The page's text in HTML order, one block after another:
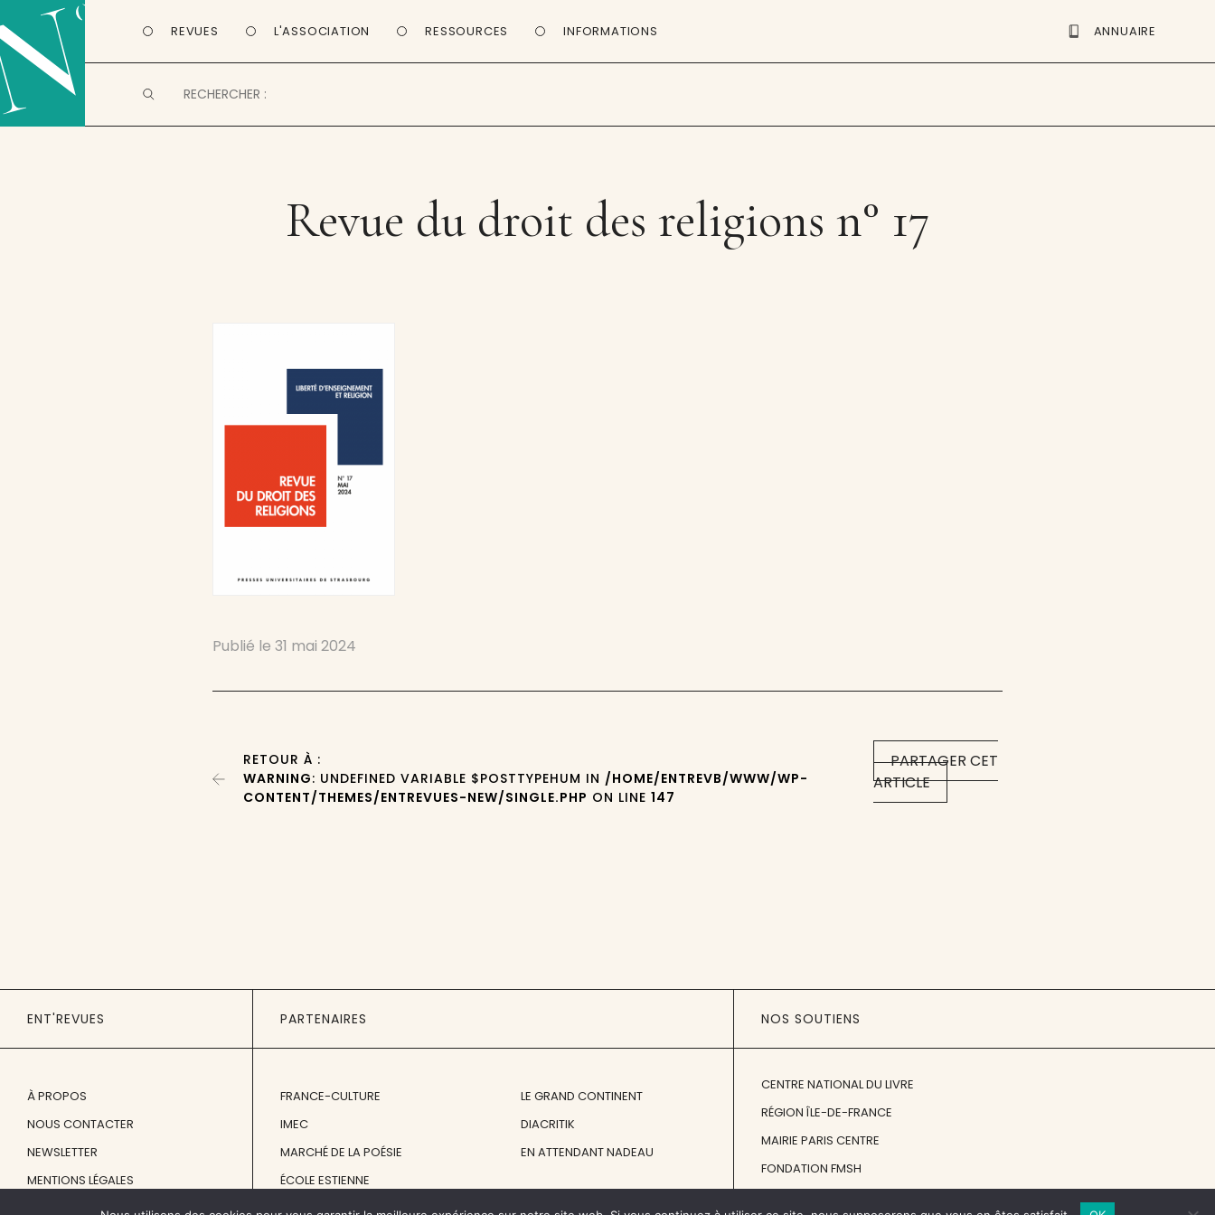
REVUES L'ASSOCIATION RESSOURCES INFORMATIONS ANNUAIRE
Revue du droit des religions n° 17
Publié le31 mai 2024
PARTAGER CET
ARTICLE
RETOUR À :
WARNING: UNDEFINED VARIABLE $POSTTYPEHUM IN /HOME/ENTREVB/WWW/WP-
CONTENT/THEMES/ENTREVUES-NEW/SINGLE.PHP ON LINE147
ENT'REVUES
À PROPOS
NOUS CONTACTER
NEWSLETTER
MENTIONS LÉGALES
PARTENAIRES
FRANCE-CULTURE
IMEC
MARCHÉ DE LA POÉSIE
ÉCOLE ESTIENNE
LE GRAND CONTINENT
DIACRITIK
EN ATTENDANT NADEAU
NOS SOUTIENS
CENTRE NATIONAL DU LIVRE
RÉGION ÎLE-DE-FRANCE
MAIRIE PARIS CENTRE
FONDATION FMSH